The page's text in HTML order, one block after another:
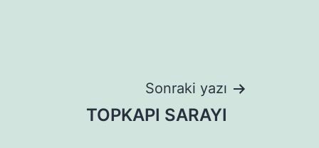
Sonraki yazı
TOPKAPI SARAYI